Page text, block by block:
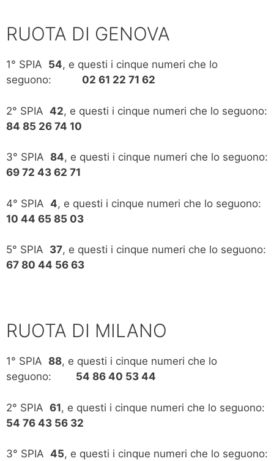
RUOTA DI GENOVA
1° SPIA 54, e questi i cinque numeri che lo
seguono: 02 61 22 71 62
2° SPIA 42, e questi i cinque numeri che lo seguono:
84 85 26 74 10
3° SPIA 84, e questi i cinque numeri che lo seguono:
69 72 43 62 71
4° SPIA 4, e questi i cinque numeri che lo seguono:
10 44 65 85 03
5° SPIA 37, e questi i cinque numeri che lo seguono:
67 80 44 56 63
RUOTA DI MILANO
1° SPIA 88, e questi i cinque numeri che lo
seguono: 54 86 40 53 44
2° SPIA 61, e questi i cinque numeri che lo seguono:
54 76 43 56 32
3° SPIA 45, e questi i cinque numeri che lo seguono: